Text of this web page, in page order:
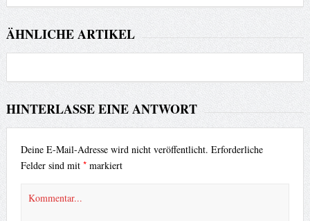
ÄHNLICHE ARTIKEL
HINTERLASSE EINE ANTWORT
Deine E-Mail-Adresse wird nicht veröffentlicht. Erforderliche
Felder sind mit *markiert